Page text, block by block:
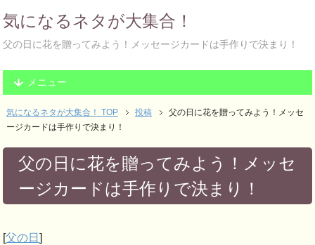
気になるネタが大集合！
父の日に花を贈ってみよう！メッセージカードは手作りで決まり！
メニュー
気になるネタが大集合！ TOP 投稿
父の日に花を贈ってみよう！メッセ
ージカードは手作りで決まり！
父の日に花を贈ってみよう！メッセ
ージカードは手作りで決まり！
[父の日]